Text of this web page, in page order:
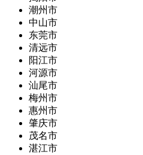
潮州市
中山市
东莞市
清远市
阳江市
河源市
汕尾市
梅州市
惠州市
肇庆市
茂名市
湛江市